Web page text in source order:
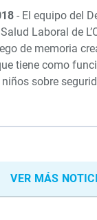
- El equipo del
Laboral de
de memoria
tiene como
sobre
VER MÁS